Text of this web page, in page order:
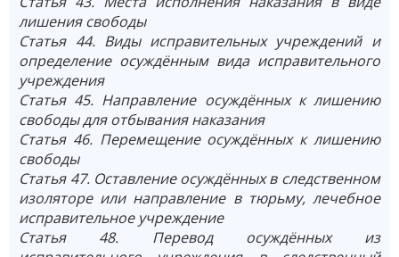
лишения свободы
Статья 44. Виды исправительных учреждений и
определение осуждённым вида исправительного
учреждения
Статья 45. Направление осуждённых к лишению
свободы для отбывания наказания
Статья 46. Перемещение осуждённых к лишению
свободы
Статья 47. Оставление осуждённых в следственном
изоляторе или направление в тюрьму, лечебное
исправительное учреждение
Статья 48. Перевод осуждённых из